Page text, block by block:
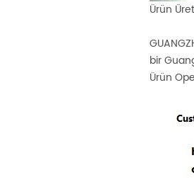
Ürün
bir
Ürün